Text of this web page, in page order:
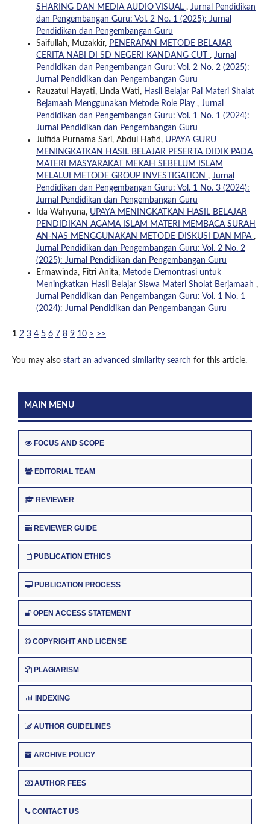
SHARING DAN MEDIA AUDIO VISUAL , Jurnal Pendidikan
dan Pengembangan Guru: Vol. 2 No. 1 (2025): Jurnal
Pendidikan dan Pengembangan Guru
Saifullah, Muzakkir, PENERAPAN METODE BELAJAR
CERITA NABI DI SD NEGERI KANDANG CUT , Jurnal
Pendidikan dan Pengembangan Guru: Vol. 2 No. 2 (2025):
Jurnal Pendidikan dan Pengembangan Guru
Rauzatul Hayati, Linda Wati, Hasil Belajar Pai Materi Shalat
Bejamaah Menggunakan Metode Role Play , Jurnal
Pendidikan dan Pengembangan Guru: Vol. 1 No. 1 (2024):
Jurnal Pendidikan dan Pengembangan Guru
Julfida Purnama Sari, Abdul Hafid, UPAYA GURU
MENINGKATKAN HASIL BELAJAR PESERTA DIDIK PADA
MATERI MASYARAKAT MEKAH SEBELUM ISLAM
MELALUI METODE GROUP INVESTIGATION , Jurnal
Pendidikan dan Pengembangan Guru: Vol. 1 No. 3 (2024):
Jurnal Pendidikan dan Pengembangan Guru
Ida Wahyuna, UPAYA MENINGKATKAN HASIL BELAJAR
PENDIDIKAN AGAMA ISLAM MATERI MEMBACA SURAH
AN-NAS MENGGUNAKAN METODE DISKUSI DAN MPA ,
Jurnal Pendidikan dan Pengembangan Guru: Vol. 2 No. 2
(2025): Jurnal Pendidikan dan Pengembangan Guru
Ermawinda, Fitri Anita, Metode Demontrasi untuk
Meningkatkan Hasil Belajar Siswa Materi Sholat Berjamaah ,
Jurnal Pendidikan dan Pengembangan Guru: Vol. 1 No. 1
(2024): Jurnal Pendidikan dan Pengembangan Guru
1 2 3 4 5 6 7 8 9 10 > >>
You may also start an advanced similarity search for this article.
MAIN MENU
FOCUS AND SCOPE
EDITORIAL TEAM
REVIEWER
REVIEWER GUIDE
PUBLICATION ETHICS
PUBLICATION PROCESS
OPEN ACCESS STATEMENT
COPYRIGHT AND LICENSE
PLAGIARISM
INDEXING
AUTHOR GUIDELINES
ARCHIVE POLICY
AUTHOR FEES
CONTACT US